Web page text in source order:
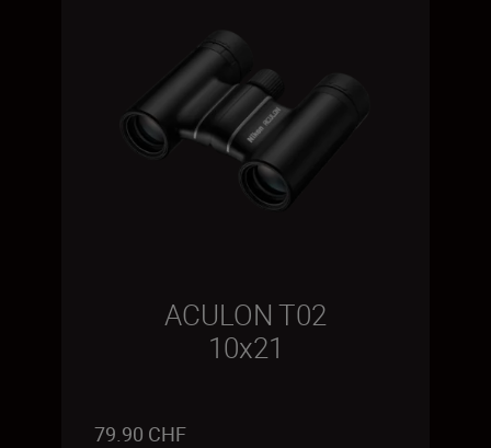
ACULON T02
10x21
79.90 CHF